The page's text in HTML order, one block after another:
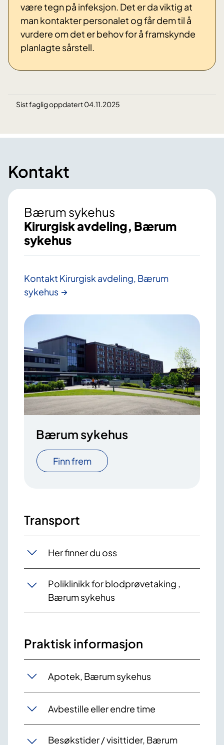
være tegn på infeksjon. Det er da viktig at
man kontakter personalet og får dem til å
vurdere om det er behov for å framskynde
planlagte sårstell.
Sist faglig oppdatert 04.11.2025
Kontakt
Bærum sykehus
Kirurgisk avdeling, Bærum
sykehus
Kontakt Kirurgisk avdeling, Bærum
sykehus
Bærum sykehus
Finn frem
Transport
Her finner du oss
Poliklinikk for blodprøvetaking ,
Bærum sykehus
Praktisk informasjon
Apotek, Bærum sykehus
Avbestille eller endre time
Besøkstider / visittider, Bærum